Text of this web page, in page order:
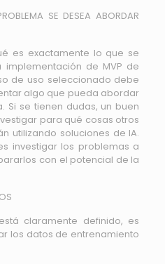
SE DESEA ABORDAR
es exactamente lo que se
de MVP de
de uso seleccionado debe
algo que pueda abordar
Si se tienen dudas, un buen
para qué cosas otros
utilizando soluciones de IA.
investigar los problemas a
con el potencial de la
claramente definido, es
los datos de entrenamiento